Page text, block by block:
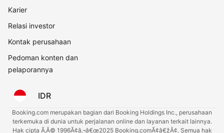
Karier
Relasi investor
Kontak perusahaan
Pedoman konten dan
pelaporannya
IDR
Booking.com merupakan bagian dari Booking Holdings Inc., perusahaan
terkemuka di dunia untuk perjalanan online dan layanan terkait lainnya.
Hak cipta Ã‚Â© 1996Ã¢â‚¬â€œ2025 Booking.comÃ¢â€žÂ¢. Semua hak